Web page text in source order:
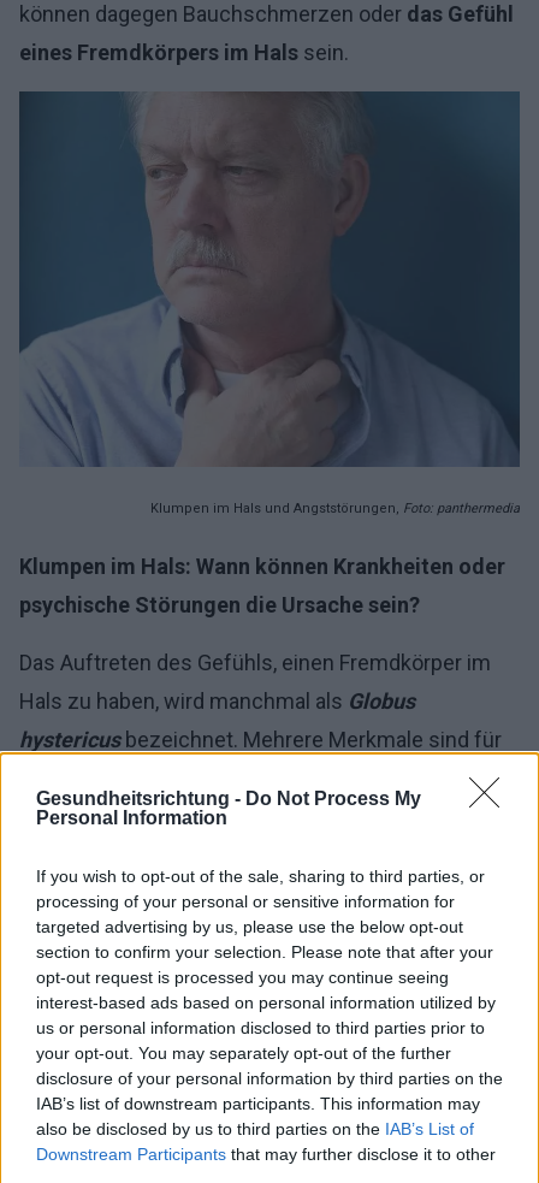
Gesundheitsrichtung - Do Not Process My
Personal Information
If you wish to opt-out of the sale, sharing to third parties, or
processing of your personal or sensitive information for
targeted advertising by us, please use the below opt-out
section to confirm your selection. Please note that after your
opt-out request is processed you may continue seeing
interest-based ads based on personal information utilized by
us or personal information disclosed to third parties prior to
your opt-out. You may separately opt-out of the further
disclosure of your personal information by third parties on the
IAB’s list of downstream participants. This information may
also be disclosed by us to third parties on the IAB’s List of
Downstream Participants that may further disclose it to other
können dagegen Bauchschmerzen oder das Gefühl
eines Fremdkörpers im Hals sein.
Klumpen im Hals und Angststörungen, Foto: panthermedia
Klumpen im Hals: Wann können Krankheiten oder
psychische Störungen die Ursache sein?
Das Auftreten des Gefühls, einen Fremdkörper im
Hals zu haben, wird manchmal als Globus
hystericusbezeichnet. Mehrere Merkmale sind für
dieses Problem charakteristisch, wie zum Beispiel:
im Rachen zu haben,
Unbehagen beim Schlucken (beiGlobus
hystericusist das Schlucken nicht von
Schmerzen begleitet),
das Gefühl, zu ersticken, dass der Rachen
"verstopft" ist.